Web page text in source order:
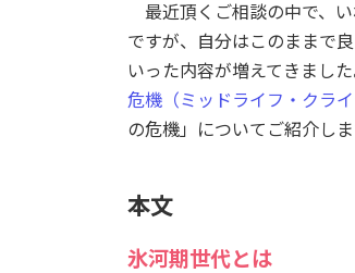
最近頂くご相談の中で、
ですが、自分はこのままで
いった内容が増えてきまし
危機（ミッドライフ・クライ
の危機」についてご紹介しま
本文
氷河期世代とは